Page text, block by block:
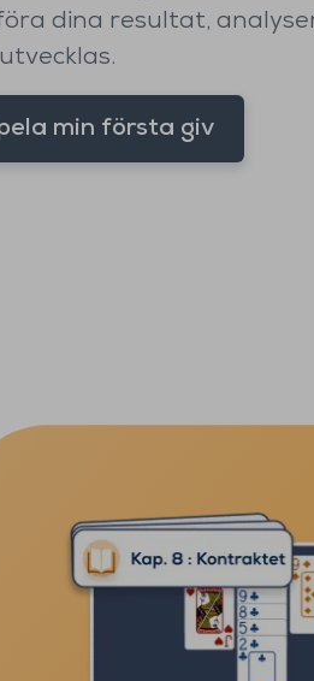
dina resultat,
min första giv